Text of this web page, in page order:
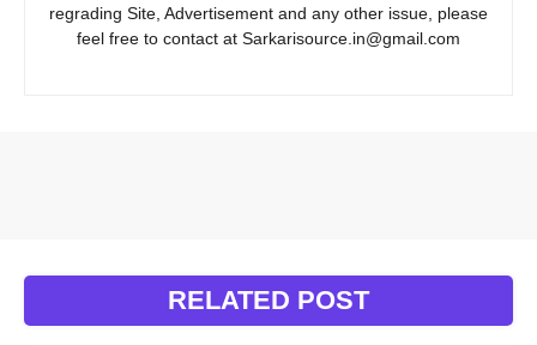
regrading Site, Advertisement and any other issue, please
feel free to contact at Sarkarisource.in@gmail.com
RELATED POST